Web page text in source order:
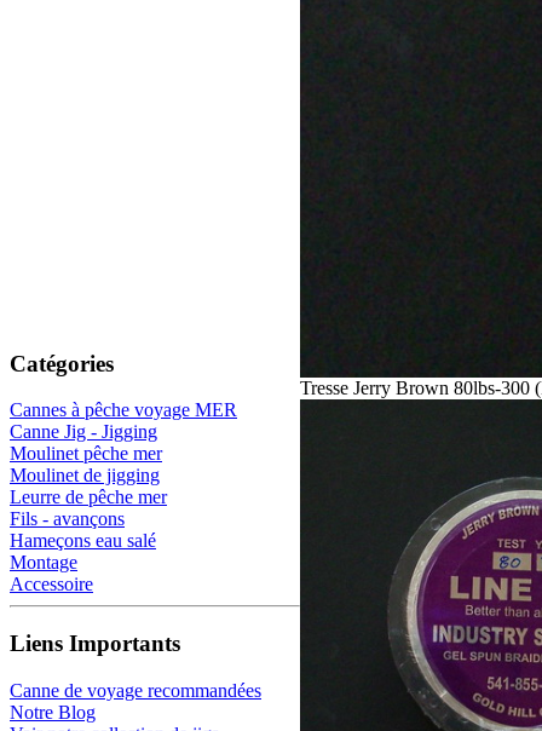
Catégories
Cannes à pêche voyage MER
Canne Jig - Jigging
Moulinet pêche mer
Moulinet de jigging
Leurre de pêche mer
Fils - avançons
Hameçons eau salé
Montage
Accessoire
Liens Importants
Canne de voyage recommandées
Notre Blog
Tresse Jerry Brown 80lbs-300